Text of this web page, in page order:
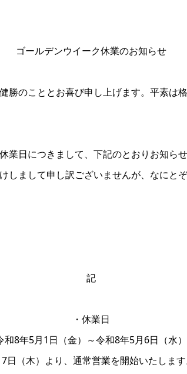
ゴールデンウイーク休業のお知らせ
のこととお喜び申し上げます。平素は
業日につきまして、下記のとおりお知らせ
しまして申し訳ございませんが、なにと
記
・休業日
和8年5月1日（金）～令和8年5月6日（水）
日（木）より、通常営業を開始いたします